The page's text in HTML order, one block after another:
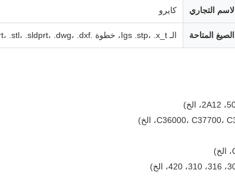
الاسم التجاري كايرو
الصيغ المتاحة الـ Igs .stp، .x_t، خطوة .prt، .stl، .sldprt، .dwg، .dxf